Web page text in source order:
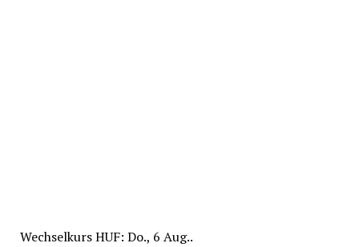
WechselkursHUF: Do., 6 Aug..